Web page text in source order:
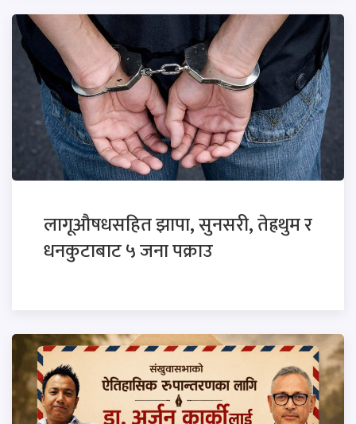
लागूऔषधसहित झापा, सुनसरी, तेह्रथुम र
धनकुटाबाट ५ जना पक्राउ